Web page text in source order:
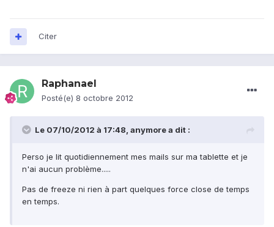
Citer
Raphanael
Posté(e) 8 octobre 2012
Le 07/10/2012 à 17:48, anymore a dit :
Perso je lit quotidiennement mes mails sur ma tablette et je
n'ai aucun problème.....
Pas de freeze ni rien à part quelques force close de temps
en temps.